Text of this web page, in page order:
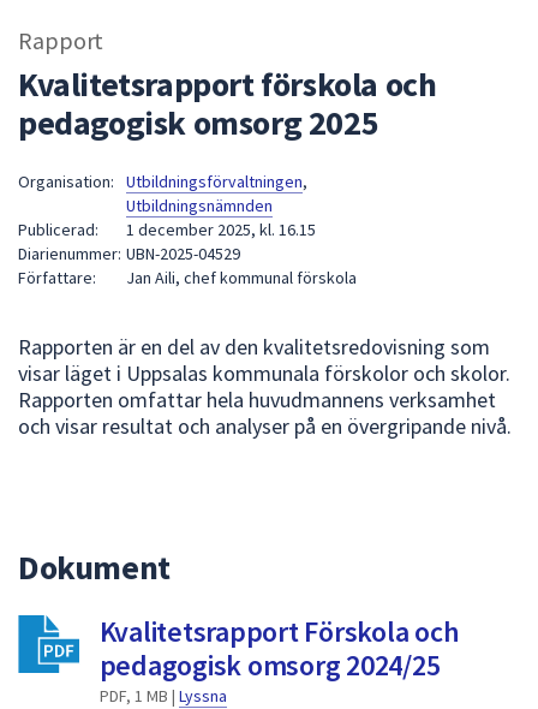
sökfältet
kommer
sökförslag
Använd
för
att
navigera
mellan
något
av
dem.
Rapport
Kvalitetsrapport förskola och
pedagogisk omsorg 2025
Organisation: Utbildningsförvaltningen,
Utbildningsnämnden
Publicerad:
1 december 2025, kl. 16.15
Diarienummer: UBN-2025-04529
Författare:
Jan Aili, chef kommunal förskola
Rapporten är en del av den kvalitetsredovisning som
visar läget i Uppsalas kommunala förskolor och skolor.
Rapporten omfattar hela huvudmannens verksamhet
och visar resultat och analyser på en övergripande nivå.
Dokument
Kvalitetsrapport Förskola och
pedagogisk omsorg 2024/25
PDF, 1 MB | Lyssna